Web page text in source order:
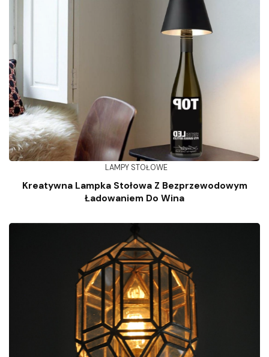
LAMPY STOŁOWE
Kreatywna Lampka Stołowa Z Bezprzewodowym
Ładowaniem Do Wina